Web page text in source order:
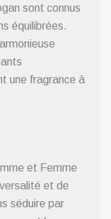
sont connus
équilibrées.
une fragrance à
et Femme
et de
séduire par